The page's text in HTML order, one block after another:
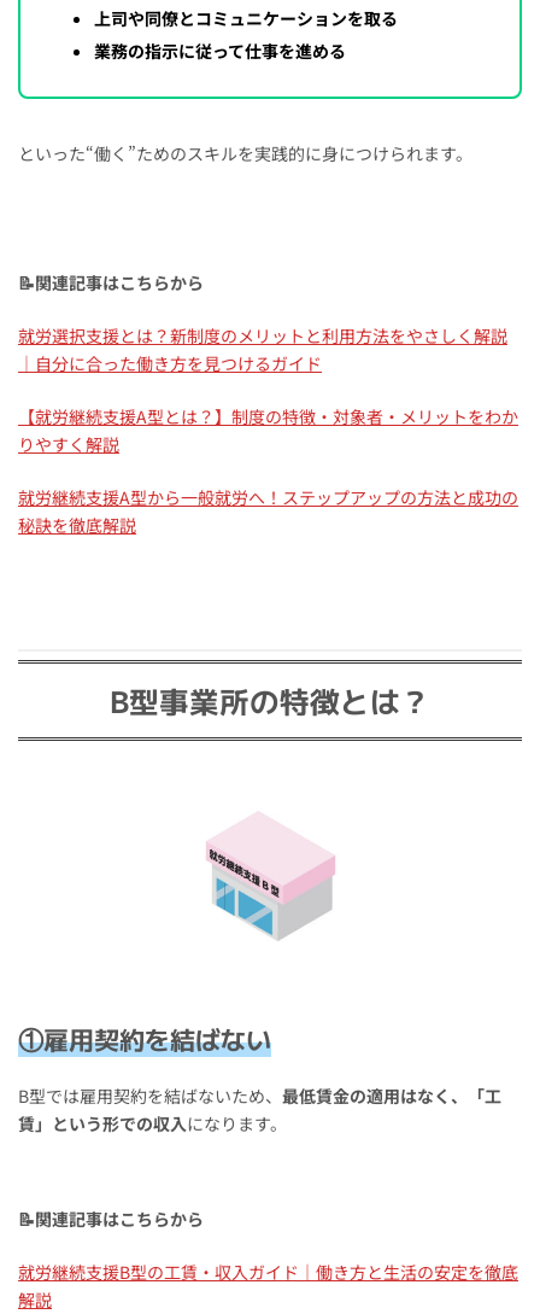
上司や同僚とコミュニケーションを取る
業務の指示に従って仕事を進める
といった“働く”ためのスキルを実践的に身につけられます。
📝関連記事はこちらから
就労選択支援とは？新制度のメリットと利用方法をやさしく解説
｜自分に合った働き方を見つけるガイド
【就労継続支援A型とは？】制度の特徴・対象者・メリットをわか
りやすく解説
就労継続支援A型から一般就労へ！ステップアップの方法と成功の
秘訣を徹底解説
B型事業所の特徴とは？
①雇用契約を結ばない
B型では雇用契約を結ばないため、 最低賃金の適用はなく、「工
賃」という形での収入になります。
📝関連記事はこちらから
就労継続支援B型の工賃・収入ガイド｜働き方と生活の安定を徹底
解説